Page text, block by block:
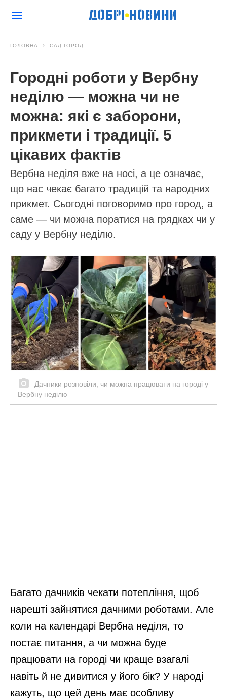
ГОЛОВНА САД-ГОРОД
Городні роботи у Вербну
неділю — можна чи не
можна: які є заборони,
прикмети і традиції. 5
цікавих фактів
Вербна неділя вже на носі, а це означає,
що нас чекає багато традицій та народних
прикмет. Сьогодні поговоримо про город, а
саме — чи можна поратися на грядках чи у
саду у Вербну неділю.
Дачники розповіли, чи можна працювати на городі у
Вербну неділю
Багато дачників чекати потепління, щоб
нарешті зайнятися дачними роботами. Але
коли на календарі Вербна неділя, то
постає питання, а чи можна буде
працювати на городі чи краще взагалі
навіть й не дивитися у його бік? У народі
кажуть, що цей день має особливу